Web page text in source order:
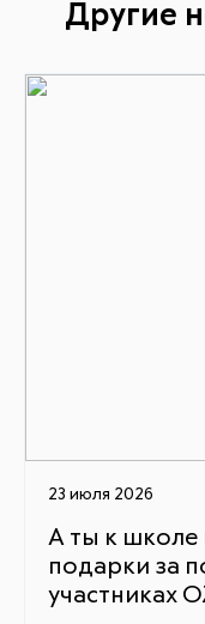
Другие
23 июля 2026
А ты к школе
подарки за
участниках